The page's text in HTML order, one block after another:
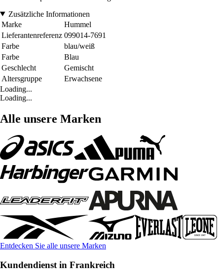
Zusätzliche Informationen
Marke
Hummel
Lieferantenreferenz 099014-7691
Farbe
blau/weiß
Farbe
Blau
Geschlecht
Gemischt
Altersgruppe
Erwachsene
Loading...
Loading...
Alle unsere Marken
Entdecken Sie alle unsere Marken
Kundendienst in Frankreich